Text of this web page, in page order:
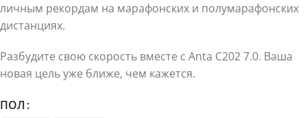
личным рекордам на марафонских и полумарафонских
дистанциях.
Разбудите свою скорость вместе с Anta C202 7.0. Ваша
новая цель уже ближе, чем кажется.
ПОЛ